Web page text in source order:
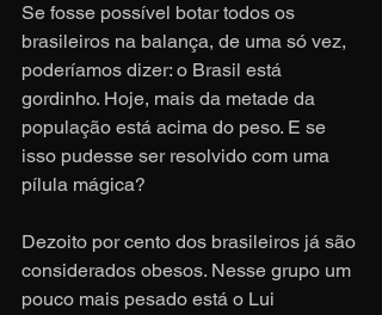
Se fosse possível botar todos os
brasileiros na balança, de uma só vez,
poderíamos dizer: o Brasil está
gordinho. Hoje, mais da metade da
população está acima do peso. E se
isso pudesse ser resolvido com uma
pílula mágica?
Dezoito por cento dos brasileiros já são
considerados obesos. Nesse grupo um
pouco mais pesado está o Lui